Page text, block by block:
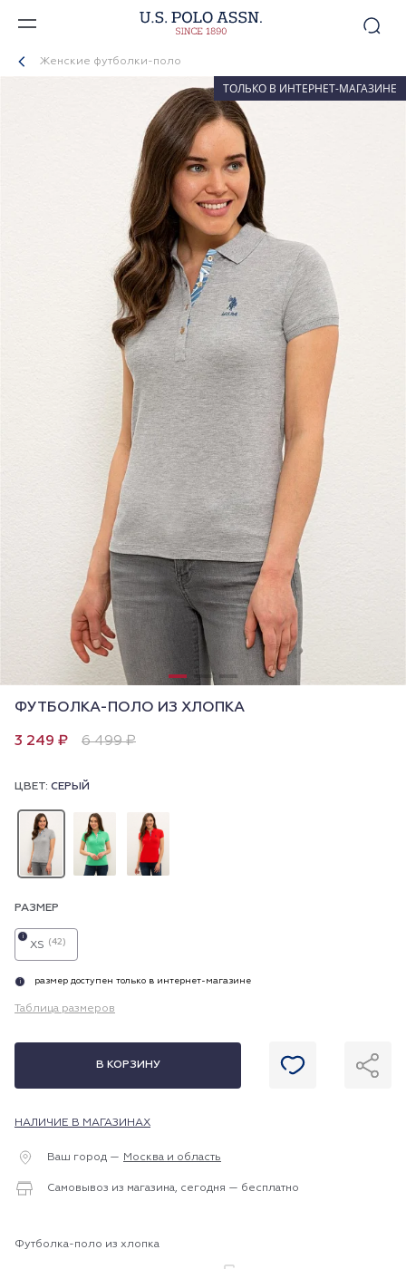
Женские футболки-поло
ТОЛЬКО В ИНТЕРНЕТ-МАГАЗИНЕ
ФУТБОЛКА-ПОЛО ИЗ ХЛОПКА
3 249 ₽ 6 499 ₽
ЦВЕТ: СЕРЫЙ
РАЗМЕР
XS (42)
i
i размер доступен только в интернет-магазине
Таблица размеров
В КОРЗИНУ
НАЛИЧИЕ В МАГАЗИНАХ
Ваш город — Москва и область
Самовывоз из магазина, сегодня — бесплатно
Футболка-поло из хлопка